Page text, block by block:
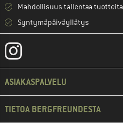
Mahdollisuus tallentaa tuotteita
Syntymäpäiväyllätys
ASIAKASPALVELU
TIETOA BERGFREUNDESTA